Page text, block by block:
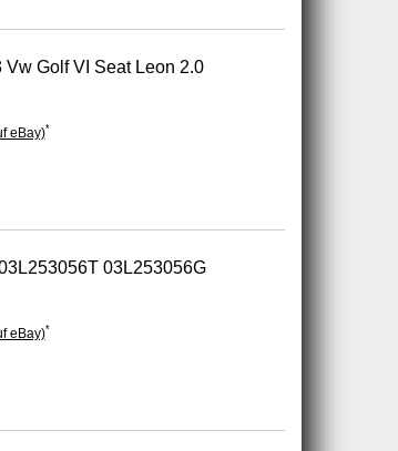
Golf VI Seat Leon 2.0
eBay)*
03L253056G
eBay)*